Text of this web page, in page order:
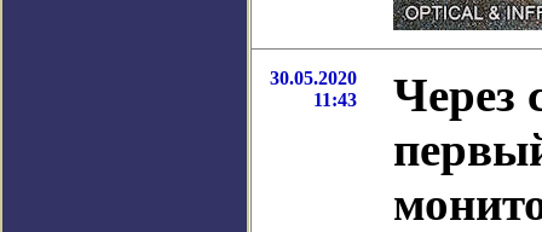
30.05.2020
11:43
Через